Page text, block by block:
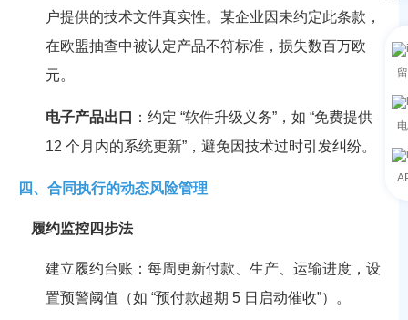
户提供的技术文件真实性。某企业因未约定此条款，
在欧盟抽查中被认定产品不符标准，损失数百万欧
元。
电子产品出口
：约定 “软件升级义务”，如 “免费提供
12 个月内的系统更新”，避免因技术过时引发纠纷。
四、合同执行的动态风险管理
履约监控四步法
建立履约台账：每周更新付款、生产、运输进度，设
置预警阈值（如 “预付款超期 5 日启动催收”）。